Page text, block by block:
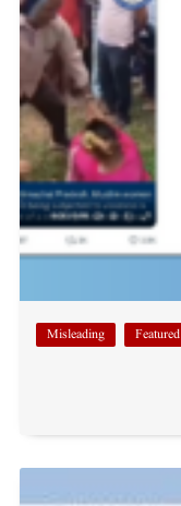
Featured
Misleading